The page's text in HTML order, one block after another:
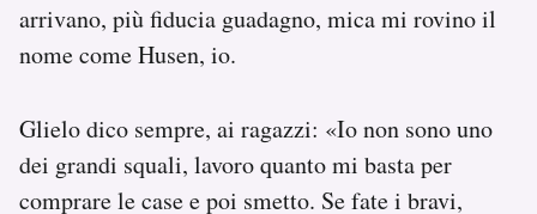
arrivano, più fiducia guadagno, mica mi rovino il
nome come Husen, io.
Glielo dico sempre, ai ragazzi: «Io non sono uno
dei grandi squali, lavoro quanto mi basta per
comprare le case e poi smetto. Se fate i bravi,